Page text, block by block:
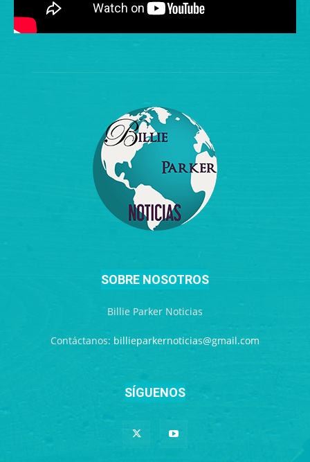
SOBRE NOSOTROS
Billie Parker Noticias
Contáctanos: billieparkernoticias@gmail.com
SÍGUENOS